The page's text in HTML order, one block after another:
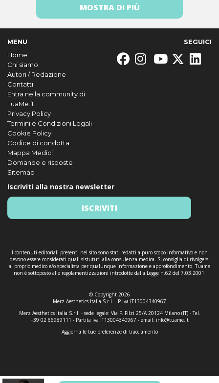
MOSTRA DI PIÙ
MENU
Home
Chi siamo
Autori / Redazione
Contatti
Entra nella community di
TuaMe.it
Privacy Policy
Termini e Condizioni Legali
Cookie Policy
Codice di condotta
Mappa Medici
Domande e risposte
Sitemap
SEGUICI
Iscriviti alla nostra newsletter
ISCRIVITI
I contenuti editoriali presenti nel sito sono stati redatti a puro scopo informativo e non
devono essere considerati quali sistututi alla consulenza medica. Si consiglia di rivolgersi
al proprio medico e/o specialista per qualunque informazione e approfondimento. Tuame
non è sottoposto alle regolamentizzazioni introdotte dalla Legge n.62 del 7.03.2001.
© Copyright 2026
Merz Aesthetics Italia S.r.l. - P.Iva IT13004340967
Merz Aesthetics Italia S.r.l. - sede legale: Via F. Filzi 25/A 20124 Milano (IT) - Tel.
+39 02 66989111 - Partita iva IT13004340967 - email: info@tuame.it
Aggiorna le tue preferenze di tracciamento